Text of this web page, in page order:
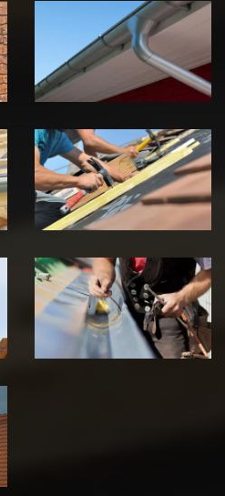
pose de
gouttière 39
Jura
Réparation de
toiture 39
Jura
Travaux de
zinguerie 39
Jura